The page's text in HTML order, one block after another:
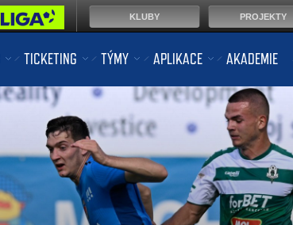
TICKETING TÝMY APLIKACE AKADEMIE
KLUBY PROJEKTY